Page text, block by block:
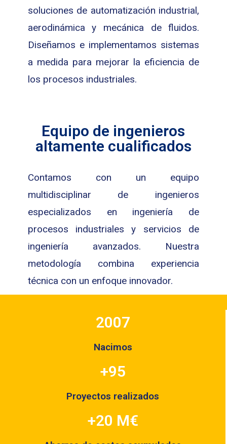
soluciones de automatización industrial,
aerodinámica y mecánica de fluidos.
Diseñamos e implementamos sistemas
a medida para mejorar la eficiencia de
los procesos industriales.
Equipo de ingenieros
altamente cualificados
Contamos con un equipo
multidisciplinar de ingenieros
especializados en ingeniería de
procesos industriales y servicios de
ingeniería avanzados. Nuestra
metodología combina experiencia
técnica con un enfoque innovador.
2007
Nacimos
+95
Proyectos realizados
+20 M€